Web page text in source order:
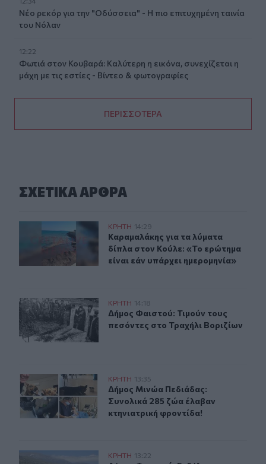
Νέο ρεκόρ για την "Οδύσσεια" - Η πιο επιτυχημένη ταινία
του Νόλαν
12:22
Φωτιά στον Κουβαρά: Καλύτερη η εικόνα, συνεχίζεται η
μάχη με τις εστίες - Βίντεο & φωτογραφίες
ΠΕΡΙΣΣΟΤΕΡΑ
ΣΧΕΤΙΚA AΡΘΡΑ
Καραμαλάκης για τα λύματα δίπλα στον Κούλε: «Το
ΚΡΗΤΗ 14:29
Καραμαλάκης για τα λύματα δίπλα
Καραμαλάκης για τα λύματα
δίπλα στον Κούλε: «Το ερώτημα
είναι εάν υπάρχει ημερομηνία»
Δήμος Φαιστού: Τιμούν τους πεσόντες στο Τραχήλι
ΚΡΗΤΗ 14:18
Δήμος Φαιστού: Τιμούν τους
Δήμος Φαιστού: Τιμούν τους
πεσόντες στο Τραχήλι Βοριζίων
Δήμος Μινώα Πεδιάδας: Συνολικά 285 ζώα έλαβαν
ΚΡΗΤΗ 13:35
Δήμος Μινώα Πεδιάδας: Συνολικά
Δήμος Μινώα Πεδιάδας:
Συνολικά 285 ζώα έλαβαν
κτηνιατρική φροντίδα!
Δήμος Φαιστού: Εκδήλωση Μνήμης Πεσόντων
ΚΡΗΤΗ 13:22